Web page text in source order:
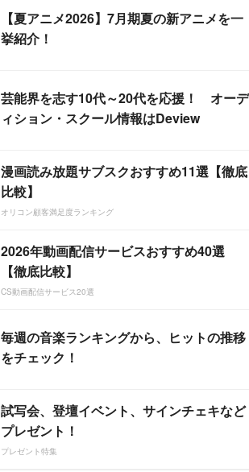
【夏アニメ2026】7月期夏の新アニメを一
挙紹介！
芸能界を志す10代～20代を応援！ オーデ
ィション・スクール情報はDeview
漫画読み放題サブスクおすすめ11選【徹底
比較】
オリコン顧客満足度ランキング
2026年動画配信サービスおすすめ40選
【徹底比較】
CS動画配信サービス20選
毎週の音楽ランキングから、ヒットの推移
をチェック！
試写会、登壇イベント、サインチェキなど
プレゼント！
プレゼント特集